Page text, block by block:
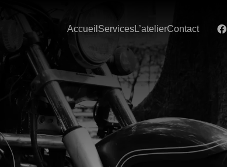
Accueil ServicesL’atelierContact